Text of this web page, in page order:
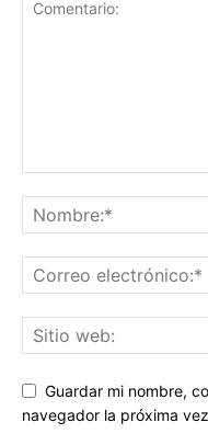
Guardar mi nombre,
navegador la próxima